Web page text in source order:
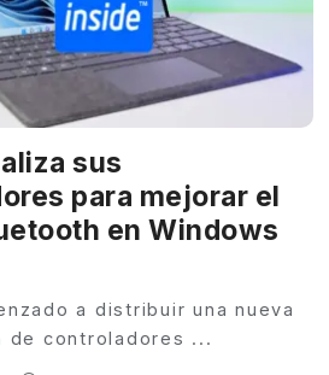
sus
para mejorar el
en Windows
a distribuir una nueva
de controladores ...